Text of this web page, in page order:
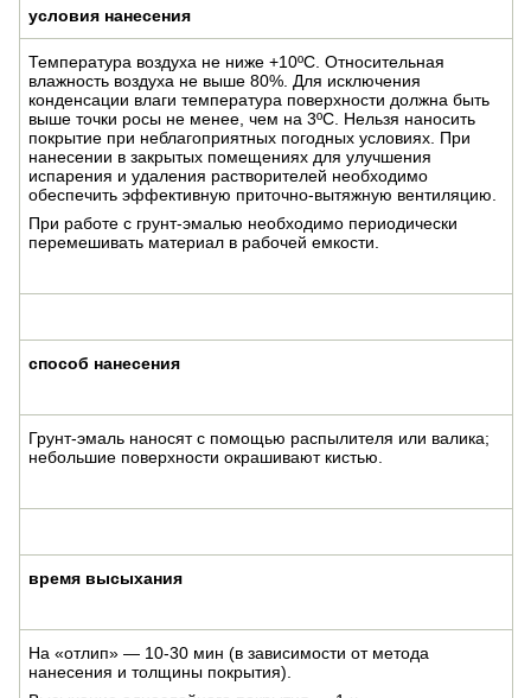
условия нанесения
Температура воздуха не ниже +10ºС. Относительная
влажность воздуха не выше 80%. Для исключения
конденсации влаги температура поверхности должна быть
выше точки росы не менее, чем на 3ºС. Нельзя наносить
покрытие при неблагоприятных погодных условиях. При
нанесении в закрытых помещениях для улучшения
испарения и удаления растворителей необходимо
обеспечить эффективную приточно-вытяжную вентиляцию.
При работе с грунт-эмалью необходимо периодически
перемешивать материал в рабочей емкости.
способ нанесения
Грунт-эмаль наносят с помощью распылителя или валика;
небольшие поверхности окрашивают кистью.
время высыхания
На «отлип» — 10-30 мин (в зависимости от метода
нанесения и толщины покрытия).